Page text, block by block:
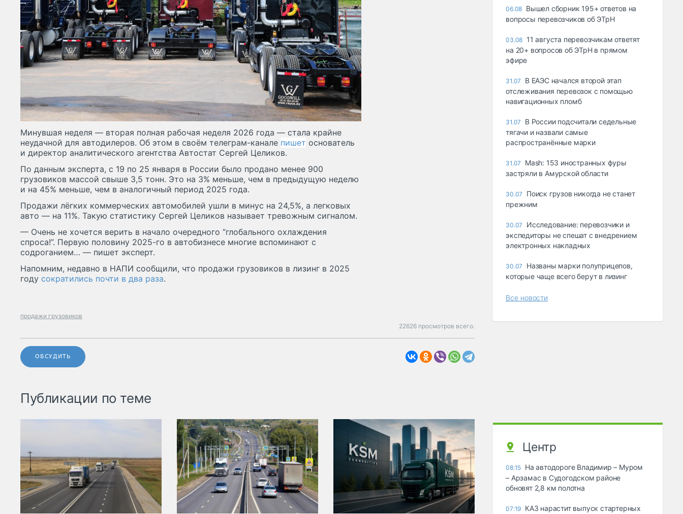
Минувшая неделя — вторая полная рабочая неделя 2026 года — стала крайне
неудачной для автодилеров. Об этом в своём телеграм-канале пишет основатель
и директор аналитического агентства Автостат Сергей Целиков.
По данным эксперта, с 19 по 25 января в России было продано менее 900
грузовиков массой свыше 3,5 тонн. Это на 3% меньше, чем в предыдущую неделю
и на 45% меньше, чем в аналогичный период 2025 года.
Продажи лёгких коммерческих автомобилей ушли в минус на 24,5%, а легковых
авто — на 11%. Такую статистику Сергей Целиков называет тревожным сигналом.
— Очень не хочется верить в начало очередного “глобального охлаждения
спроса!”. Первую половину 2025-го в автобизнесе многие вспоминают с
содроганием… — пишет эксперт.
Напомним, недавно в НАПИ сообщили, что продажи грузовиков в лизинг в 2025
году сократились почти в два раза.
продажи грузовиков
22626 просмотров всего.
ОБСУДИТЬ
Публикации по теме
06.08 Вышел сборник 195+ ответов на
вопросы перевозчиков об ЭТрН
03.08 11 августа перевозчикам ответят
на 20+ вопросов об ЭТрН в прямом
эфире
31.07
В ЕАЭС начался второй этап
отслеживания перевозок с помощью
навигационных пломб
31.07
В России подсчитали седельные
тягачи и назвали самые
распространённые марки
31.07
Mash: 153 иностранных фуры
застряли в Амурской области
30.07
Поиск грузов никогда не станет
прежним
30.07
Исследование: перевозчики и
экспедиторы не спешат с внедрением
электронных накладных
30.07
Названы марки полуприцепов,
которые чаще всего берут в лизинг
Все новости
Центр
08:15 На автодороге Владимир – Муром
– Арзамас в Судогодском районе
обновят 2,8 км полотна
07:19 КАЗ нарастит выпуск стартерных